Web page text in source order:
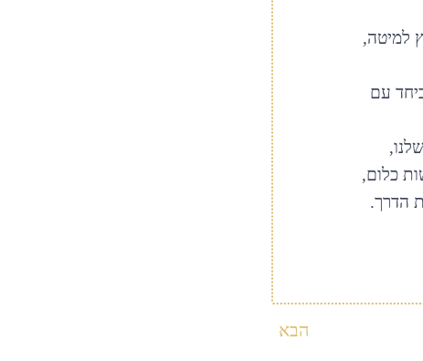
למיטה,
עם
כלום,
הדרך.
הבא